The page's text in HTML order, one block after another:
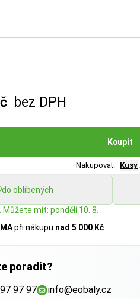
bez DPH
Koupit
Nakupovat: Kusy
do oblíbených
. Můžete mít: pondělí 10. 8.
při nákupu nad 5 000 Kč
poradit?
97 97 info@eobaly.cz